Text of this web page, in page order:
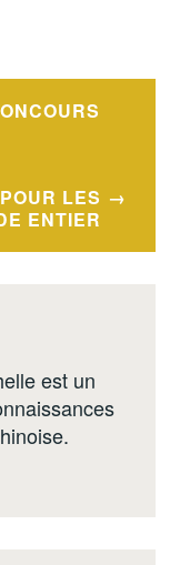
LES
ENTIER
est un